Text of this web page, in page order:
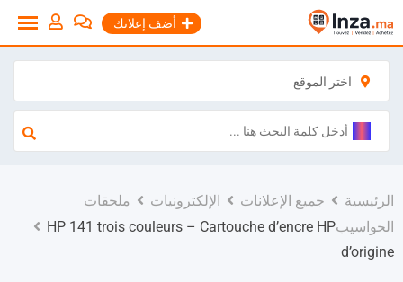
إلى
المحتوى
أضف إعلانك
اختر الموقع
الرئيسية جميع الإعلانات الإلكترونيات
ملحقات
الحواسيبHP 141 trois couleurs – Cartouche d’encre HP
d’origine